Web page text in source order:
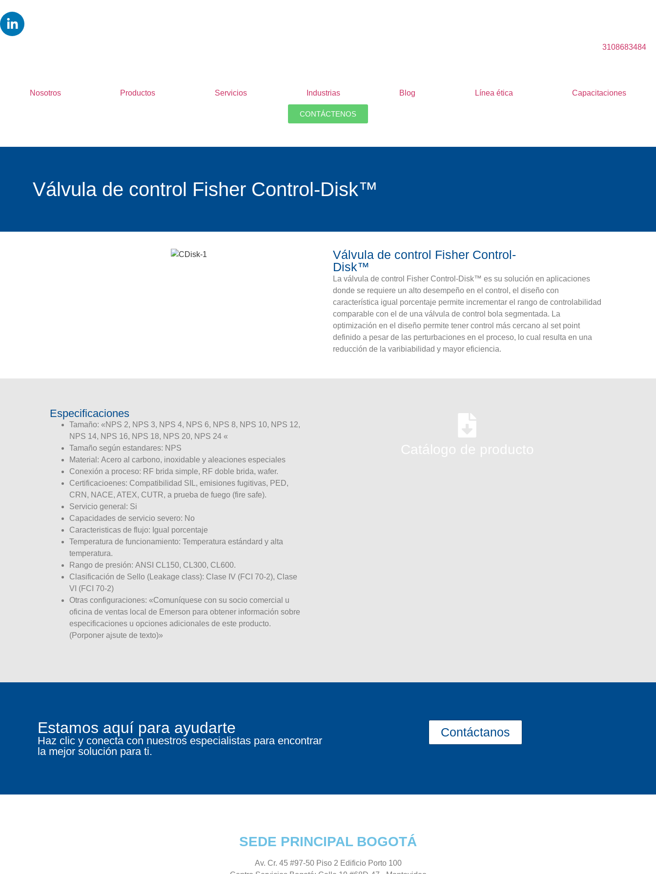
3108683484
Nosotros Productos Servicios Industrias Blog Línea ética Capacitaciones
CONTÁCTENOS
Válvula de control Fisher Control-Disk™
Válvula de control Fisher Control-
Disk™
La válvula de control Fisher Control-Disk™ es su solución en aplicaciones
donde se requiere un alto desempeño en el control, el diseño con
característica igual porcentaje permite incrementar el rango de controlabilidad
comparable con el de una válvula de control bola segmentada. La
optimización en el diseño permite tener control más cercano al set point
definido a pesar de las perturbaciones en el proceso, lo cual resulta en una
reducción de la varibiabilidad y mayor eficiencia.
Especificaciones
Tamaño: «NPS 2, NPS 3, NPS 4, NPS 6, NPS 8, NPS 10, NPS 12,
NPS 14, NPS 16, NPS 18, NPS 20, NPS 24 «
Tamaño según estandares: NPS
Material: Acero al carbono, inoxidable y aleaciones especiales
Conexión a proceso: RF brida simple, RF doble brida, wafer.
Certificacioenes: Compatibilidad SIL, emisiones fugitivas, PED,
CRN, NACE, ATEX, CUTR, a prueba de fuego (fire safe).
Servicio general: Si
Capacidades de servicio severo: No
Caracteristicas de flujo: Igual porcentaje
Temperatura de funcionamiento: Temperatura estándard y alta
temperatura.
Rango de presión: ANSI CL150, CL300, CL600.
Clasificación de Sello (Leakage class): Clase IV (FCI 70-2), Clase
VI (FCI 70-2)
Otras configuraciones: «Comuníquese con su socio comercial u
oficina de ventas local de Emerson para obtener información sobre
especificaciones u opciones adicionales de este producto.
(Porponer ajsute de texto)»
Catálogo de producto
Estamos aquí para ayudarte
Haz clic y conecta con nuestros especialistas para encontrar
la mejor solución para ti.
Contáctanos
SEDE PRINCIPAL BOGOTÁ
Av. Cr. 45 #97-50 Piso 2 Edificio Porto 100